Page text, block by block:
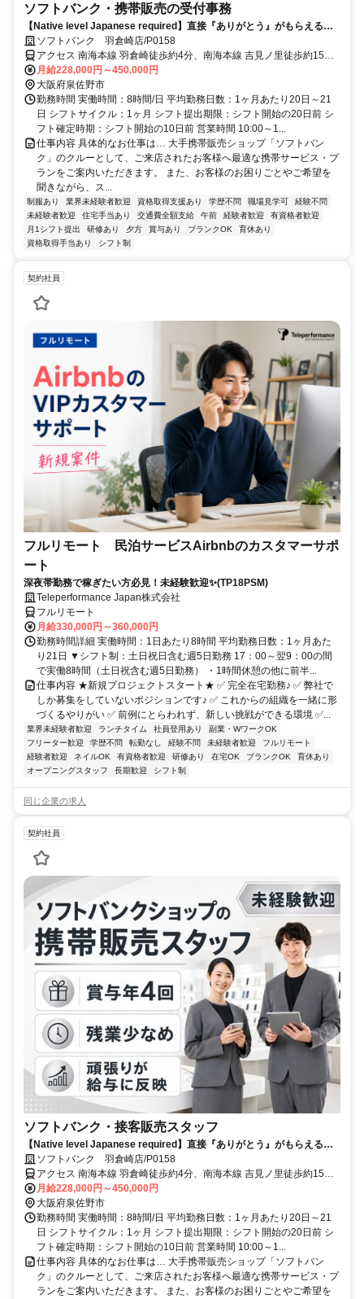
ソフトバンク・携帯販売の受付事務
【Native level Japanese required】直接『ありがとう』がもらえるお
仕事！接客にやりがいを感じる方お待ちしております♪
ソフトバンク 羽倉崎店/P0158
アクセス 南海本線 羽倉崎徒歩約4分、南海本線 吉見ノ里徒歩約15
分、ＪＲ関西空港線/ＪＲ阪和線 りんくうタウン4番口徒歩約21分 羽
倉崎駅徒歩4分
月給228,000円～450,000円
大阪府泉佐野市
勤務時間 実働時間：8時間/日 平均勤務日数：1ヶ月あたり20日～21
日 シフトサイクル：1ヶ月 シフト提出期限：シフト開始の20日前 シ
フト確定時期：シフト開始の10日前 営業時間 10:00～1...
仕事内容 具体的なお仕事は… 大手携帯販売ショップ「ソフトバン
ク」のクルーとして、ご来店されたお客様へ最適な携帯サービス・プ
ランをご案内いただきます。 また、お客様のお困りごとやご希望を
聞きながら、ス...
制服あり 業界未経験者歓迎 資格取得支援あり 学歴不問 職場見学可
経験不問
未経験者歓迎
住宅手当あり 交通費全額支給 午前 経験者歓迎
有資格者歓迎
月1シフト提出
研修あり 夕方 賞与あり ブランクOK
育休あり
資格取得手当あり
シフト制
契約社員
フルリモート 民泊サービスAirbnbのカスタマーサポ
ート
深夜帯勤務で稼ぎたい方必見！未経験歓迎✨(TP18PSM)
Teleperformance Japan株式会社
フルリモート
月給330,000円～360,000円
勤務時間詳細 実働時間：1日あたり8時間 平均勤務日数：1ヶ月あた
り21日 ▼シフト制：土日祝日含む週5日勤務 17：00～翌9：00の間
で実働8時間（土日祝含む週5日勤務） ・1時間休憩の他に前半...
仕事内容 ★新規プロジェクトスタート★ ✅ 完全在宅勤務♪ ✅ 弊社で
しか募集をしていないポジションです♪ ✅ これからの組織を一緒に形
づくるやりがい ✅ 前例にとらわれず、新しい挑戦ができる環境 ✅...
業界未経験者歓迎 ランチタイム 社員登用あり
副業・WワークOK
フリーター歓迎
学歴不問 転勤なし 経験不問 未経験者歓迎
フルリモート
経験者歓迎
ネイルOK 有資格者歓迎 研修あり 在宅OK ブランクOK
育休あり
オープニングスタッフ
長期歓迎 シフト制
同じ企業の求人
契約社員
ソフトバンク・接客販売スタッフ
【Native level Japanese required】直接『ありがとう』がもらえるお
仕事！接客にやりがいを感じる方お待ちしております♪
ソフトバンク 羽倉崎店/P0158
アクセス 南海本線 羽倉崎徒歩約4分、南海本線 吉見ノ里徒歩約15
分、ＪＲ関西空港線/ＪＲ阪和線 りんくうタウン4番口徒歩約21分 羽
倉崎駅徒歩4分
月給228,000円～450,000円
大阪府泉佐野市
勤務時間 実働時間：8時間/日 平均勤務日数：1ヶ月あたり20日～21
日 シフトサイクル：1ヶ月 シフト提出期限：シフト開始の20日前 シ
フト確定時期：シフト開始の10日前 営業時間 10:00～1...
仕事内容 具体的なお仕事は… 大手携帯販売ショップ「ソフトバン
ク」のクルーとして、ご来店されたお客様へ最適な携帯サービス・プ
ランをご案内いただきます。 また、お客様のお困りごとやご希望を